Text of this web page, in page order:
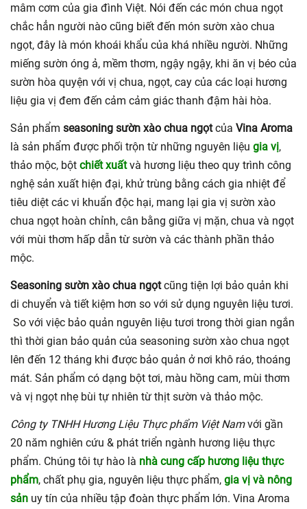
mâm cơm của gia đình Việt. Nói đến các món chua ngọt
chắc hẳn người nào cũng biết đến món sườn xào chua
ngọt, đây là món khoái khẩu của khá nhiều người. Những
miếng sườn óng ả, mềm thơm, ngậy ngậy, khi ăn vị béo của
sườn hòa quyện với vị chua, ngọt, cay của các loại hương
liệu gia vị đem đến cảm cảm giác thanh đậm hài hòa.
Sản phẩm seasoning sườn xào chua ngọtcủa Vina Aroma
là sản phẩm được phối trộn từ những nguyên liệu gia vị,
thảo mộc, bột chiết xuấtvà hương liệu theo quy trình công
nghệ sản xuất hiện đại, khử trùng bằng cách gia nhiệt để
tiêu diệt các vi khuẩn độc hại, mang lại gia vị sườn xào
chua ngọt hoàn chỉnh, cân bằng giữa vị mặn, chua và ngọt
với mùi thơm hấp dẫn từ sườn và các thành phần thảo
mộc.
Seasoning sườn xào chua ngọtcũng tiện lợi bảo quản khi
di chuyển và tiết kiệm hơn so với sử dụng nguyên liệu tươi.
So với việc bảo quản nguyên liệu tươi trong thời gian ngắn
thì thời gian bảo quản của seasoning sườn xào chua ngọt
lên đến 12 tháng khi được bảo quản ở nơi khô ráo, thoáng
mát. Sản phẩm có dạng bột tơi, màu hồng cam, mùi thơm
và vị ngọt nhẹ bùi tự nhiên từ thịt sườn và thảo mộc.
Công ty TNHH Hương Liệu Thực phẩm Việt Namvới gần
20 năm nghiên cứu & phát triển ngành hương liệu thực
phẩm. Chúng tôi tự hào là nhà cung cấp hương liệu thực
phẩm, chất phụ gia, nguyên liệu thực phẩm, gia vị và nông
sản uy tín của nhiều tập đoàn thực phẩm lớn. Vina Aroma